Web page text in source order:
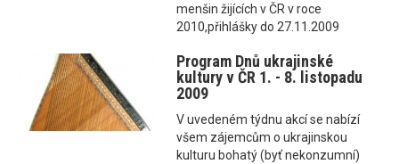
menšin žijících v ČR v roce
2010,přihlášky do 27.11.2009
Program Dnů ukrajinské
kultury v ČR 1. - 8. listopadu
2009
V uvedeném týdnu akcí se nabízí
všem zájemcům o ukrajinskou
kulturu bohatý (byť nekonzumní)